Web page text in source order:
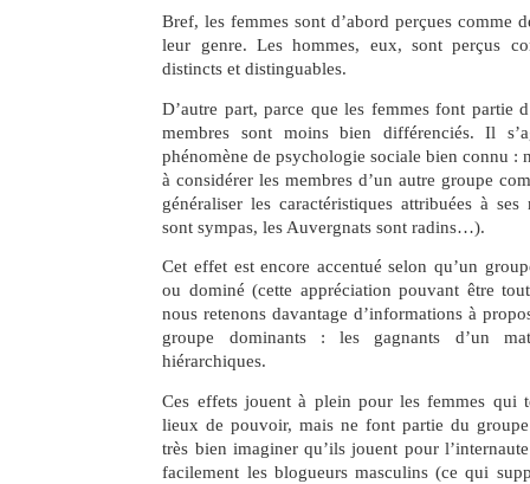
Bref, les femmes sont d’abord perçues comme
leur genre. Les hommes, eux, sont perçus
distincts et distinguables.
D’autre part, parce que les femmes font partie
membres sont moins bien différenciés. Il
phénomène de psychologie sociale bien connu :
à considérer les membres d’un autre groupe
généraliser les caractéristiques attribuées à ses
sont sympas, les Auvergnats sont radins…).
Cet effet est encore accentué selon qu’un
ou dominé (cette appréciation pouvant être
nous retenons davantage d’informations à
groupe dominants : les gagnants d’un
hiérarchiques.
Ces effets jouent à plein pour les femmes qui
lieux de pouvoir, mais ne font partie du
très bien imaginer qu’ils jouent pour
facilement les blogueurs masculins (ce qui